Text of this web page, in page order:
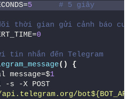
5 # 5 giây
thời gian gửi cảnh báo cuối
0
tin nhắn đến Telegram
()
{
message=$
1